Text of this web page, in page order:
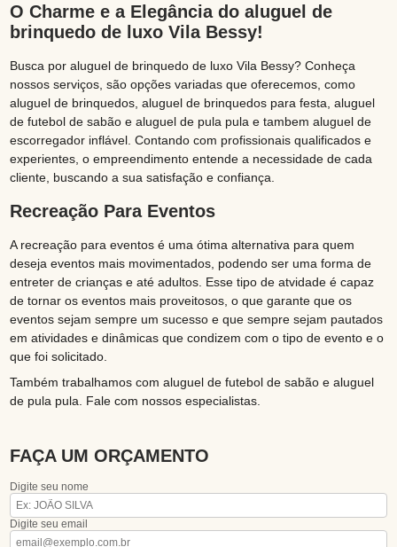
O Charme e a Elegância do aluguel de
brinquedo de luxo Vila Bessy!
Busca por aluguel de brinquedo de luxo Vila Bessy? Conheça
nossos serviços, são opções variadas que oferecemos, como
aluguel de brinquedos, aluguel de brinquedos para festa, aluguel
de futebol de sabão e aluguel de pula pula e tambem aluguel de
escorregador inflável. Contando com profissionais qualificados e
experientes, o empreendimento entende a necessidade de cada
cliente, buscando a sua satisfação e confiança.
Recreação Para Eventos
A recreação para eventos é uma ótima alternativa para quem
deseja eventos mais movimentados, podendo ser uma forma de
entreter de crianças e até adultos. Esse tipo de atvidade é capaz
de tornar os eventos mais proveitosos, o que garante que os
eventos sejam sempre um sucesso e que sempre sejam pautados
em atividades e dinâmicas que condizem com o tipo de evento e o
que foi solicitado.
Também trabalhamos com aluguel de futebol de sabão e aluguel
de pula pula. Fale com nossos especialistas.
FAÇA UM ORÇAMENTO
Digite seu nome
Digite seu email